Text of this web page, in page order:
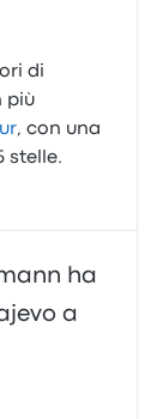
di
più
, con una
stelle.
ha
a